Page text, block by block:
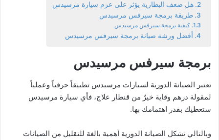
هل ضعف البطارية يؤثر على عزم سيارة مرسيدس
طريقة برمجة سيرفس مرسيدس
كيفية برمجة سيرفس مرسيدس
أفضل ورشة صيانة برمجة سيرفس مرسيدس
برمجة سيرفس مرسيدس
تعتبر الصيانة الدورية لسيارات مرسيدس تطبيقاً حرفياً وعملياً
لمقولة درهم وقاية خيرٌ من قنطار علاج، فأي سيارة مرسيدس
ستعطيك بقدر اهتمامك بها.
وبالتالي تشكل الصيانة الدورية أهمية بالغة للتقليل من الصيانات